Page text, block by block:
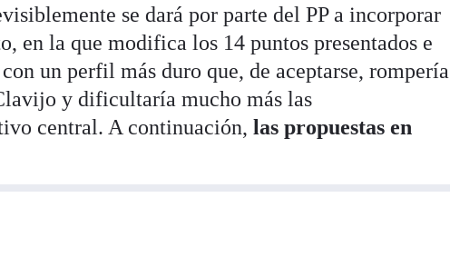
se dará por parte del PP a incorporar
en la que modifica los 14 puntos presentados e
un perfil más duro que, de aceptarse, rompería
y dificultaría mucho más las
central. A continuación,las propuestas en